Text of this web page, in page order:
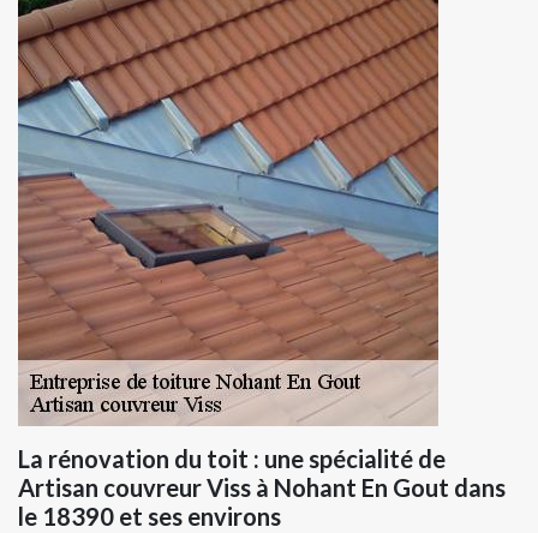
La rénovation du toit : une spécialité de
Artisan couvreur Viss à Nohant En Gout dans
le 18390 et ses environs